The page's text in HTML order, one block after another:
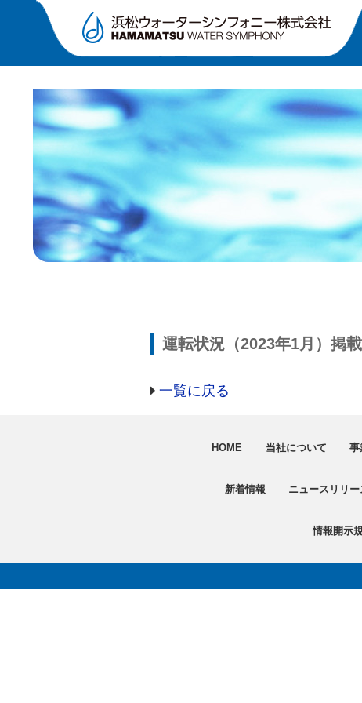
運転状況（2023年1月）掲載
一覧に戻る
HOME 当社について 事
新着情報 ニュースリリー
情報開示